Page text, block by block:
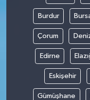
Burdur
Çorum
Edirne
Eskişehir
Gümüşhane